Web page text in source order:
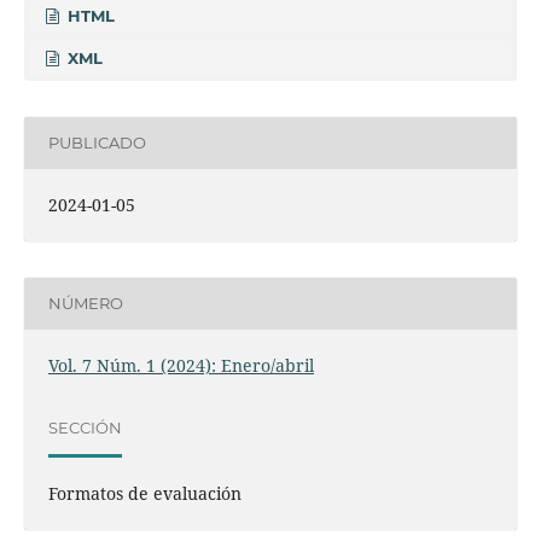
HTML
XML
PUBLICADO
2024-01-05
NÚMERO
Vol. 7 Núm. 1 (2024): Enero/abril
SECCIÓN
Formatos de evaluación